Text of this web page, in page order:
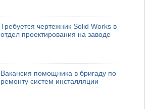
Требуется чертежник Solid Works в
отдел проектирования на заводе
Вакансия помощника в бригаду по
ремонту систем инсталляции